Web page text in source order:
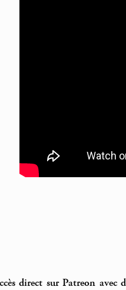
direct sur Patreon avec